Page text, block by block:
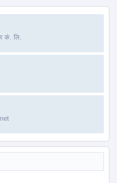
कं. लि.